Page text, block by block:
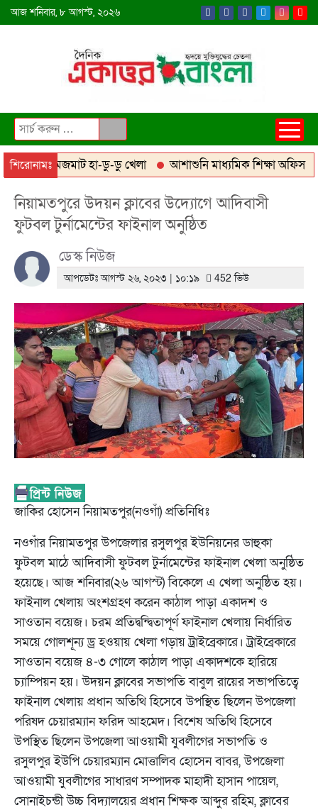
আজশনিবার, ৮ আগস্ট, ২০২৬
শিরোনামঃজমজমাট হা-ডু-ডু খেলা আশাশুনি মাধ্যমিক শিক্ষা অফিস ভবন
নিয়ামতপুরে উদয়ন ক্লাবের উদ্যোগে আদিবাসী
ফুটবল টুর্নামেন্টের ফাইনাল অনুষ্ঠিত
ডেস্ক নিউজ
আপডেটঃ আগস্ট ২৬, ২০২৩ | ১০:১৯ 452 ভিউ
জাকির হোসেন নিয়ামতপুর(নওগাঁ) প্রতিনিধিঃ
নওগাঁর নিয়ামতপুর উপজেলার রসুলপুর ইউনিয়নের ডাহুকা
ফুটবল মাঠে আদিবাসী ফুটবল টুর্নামেন্টের ফাইনাল খেলা অনুষ্ঠিত
হয়েছে। আজ শনিবার(২৬ আগস্ট) বিকেলে এ খেলা অনুষ্ঠিত হয়।
ফাইনাল খেলায় অংশগ্রহণ করেন কাঠাল পাড়া একাদশ ও
সাওতান বয়েজ। চরম প্রতিদ্বন্দ্বিতাপূর্ণ ফাইনাল খেলায় নির্ধারিত
সময়ে গোলশূন্য ড্র হওয়ায় খেলা গড়ায় ট্রাইব্রেকারে। ট্রাইব্রেকারে
সাওতান বয়েজ ৪-৩ গোলে কাঠাল পাড়া একাদশকে হারিয়ে
চ্যাম্পিয়ন হয়। উদয়ন ক্লাবের সভাপতি বাবুল রায়ের সভাপতিত্বে
ফাইনাল খেলায় প্রধান অতিথি হিসেবে উপস্থিত ছিলেন উপজেলা
পরিষদ চেয়ারম্যান ফরিদ আহমেদ। বিশেষ অতিথি হিসেবে
উপস্থিত ছিলেন উপজেলা আওয়ামী যুবলীগের সভাপতি ও
রসুলপুর ইউপি চেয়ারম্যান মোত্তালিব হোসেন বাবর, উপজেলা
আওয়ামী যুবলীগের সাধারণ সম্পাদক মাহাদী হাসান পায়েল,
সোনাইচন্ডী উচ্চ বিদ্যালয়ের প্রধান শিক্ষক আব্দুর রহিম, ক্লাবের